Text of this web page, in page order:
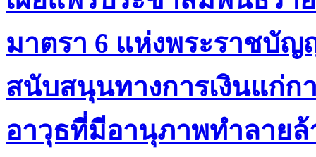
มาตรา 6 แห่งพระราชบั
สนับสนุนทางการเงินแก่ก
อาวุธที่มีอานุภาพทำลายล้